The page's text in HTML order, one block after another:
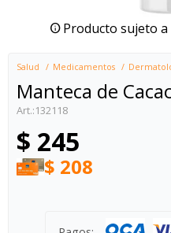
Producto sujeto
Salud Medicamentos
Manteca de
132118
$ 245
$ 208